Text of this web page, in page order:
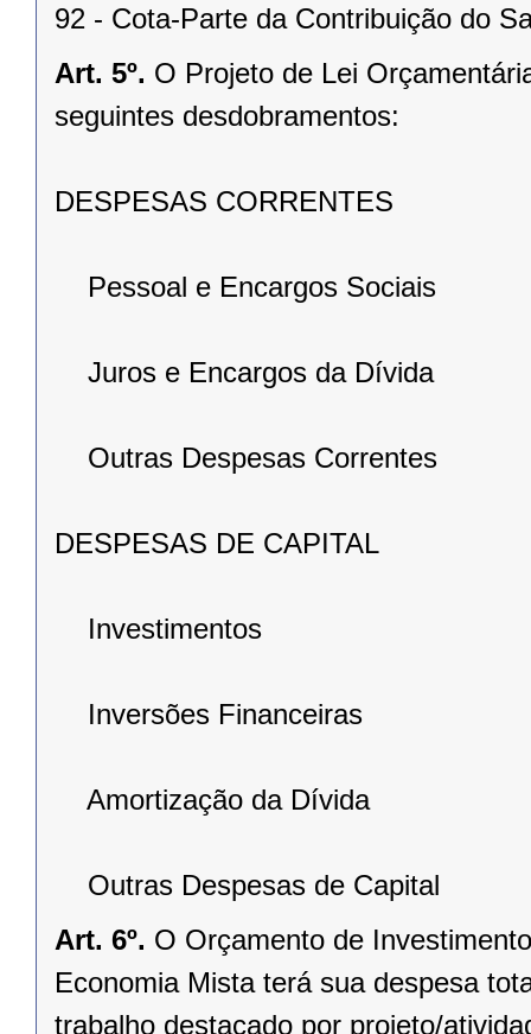
92 - Cota-Parte da Contribuição do
Art. 5º. O Projeto de Lei
seguintes desdobramentos:
DESPESAS CORRENTES
Pessoal e Encargos Sociais
Juros e Encargos da Dívida
Outras Despesas Correntes
DESPESAS DE CAPITAL
Investimentos
Inversões Financeiras
Amortização da Dívida
Outras Despesas de Capital
Art. 6º. O Orçamento de
Economia Mista terá sua despesa
trabalho destacado por projeto/